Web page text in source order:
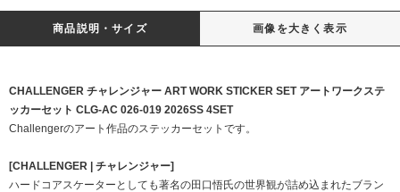
商品説明・サイズ 画像を大きく表示
CHALLENGER チャレンジャー ART WORK STICKER SET アートワークステ
ッカーセット CLG-AC 026-019 2026SS 4SET
Challengerのアート作品のステッカーセットです。
[CHALLENGER | チャレンジャー]
ハードコアスケーターとしても著名の田口悟氏の世界観が詰め込まれたブラン